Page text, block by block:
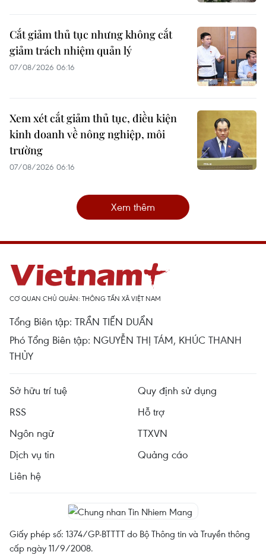
Cắt giảm thủ tục nhưng không cắt
giảm trách nhiệm quản lý
07/08/2026 06:16
Xem xét cắt giảm thủ tục, điều kiện
kinh doanh về nông nghiệp, môi
trường
07/08/2026 06:16
Xem thêm
CƠ QUAN CHỦ QUẢN: THÔNG TẤN XÃ VIỆT NAM
Tổng Biên tập: TRẦN TIẾN DUẨN
Phó Tổng Biên tập: NGUYỄN THỊ TÁM, KHÚC THANH
THỦY
Sở hữu trí tuệ
Quy định sử dụng
RSS
Hỗ trợ
Ngôn ngữ
TTXVN
Dịch vụ tin
Quảng cáo
Liên hệ
Giấy phép số: 1374/GP-BTTTT do Bộ Thông tin và Truyền thông
cấp ngày 11/9/2008.